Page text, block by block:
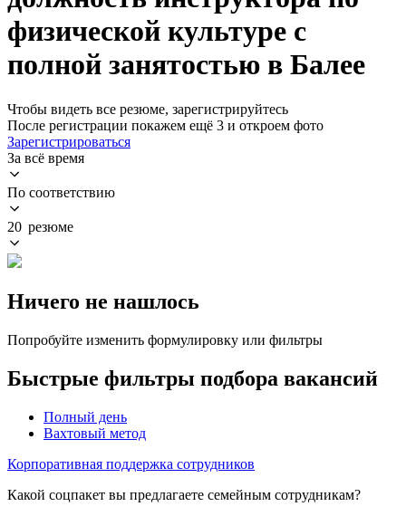
физической культуре с
полной занятостью в Балее
Чтобы видеть все резюме, зарегистрируйтесь
После регистрации покажем ещё 3 и откроем фото
Зарегистрироваться
За всё время
По соответствию
20 резюме
Ничего не нашлось
Попробуйте изменить формулировку или фильтры
Быстрые фильтры подбора вакансий
Полный день
Вахтовый метод
Корпоративная поддержка сотрудников
Какой соцпакет вы предлагаете семейным сотрудникам?